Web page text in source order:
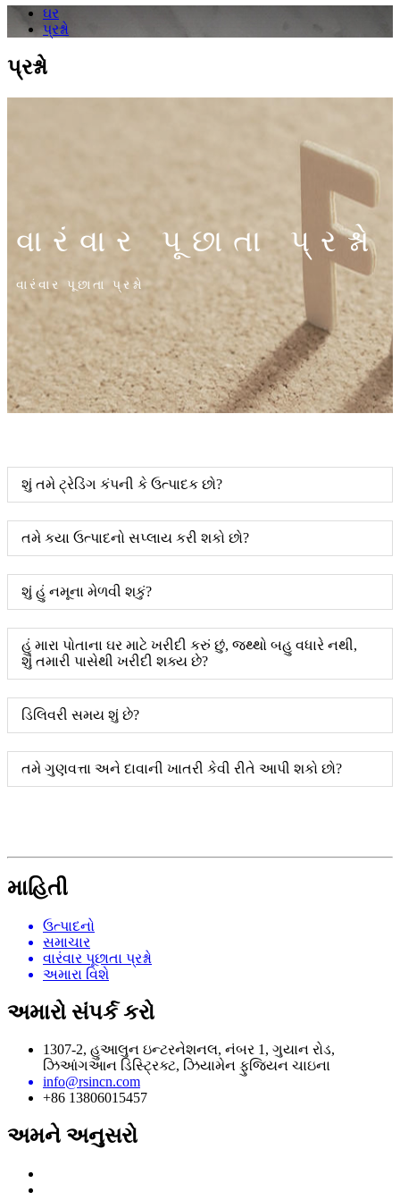
ઘર
પ્રશ્નો
પ્રશ્નો
વારંવાર પૂછાતા પ્રશ્નો
વારંવાર પૂછાતા પ્રશ્નો
શું તમે ટ્રેડિંગ કંપની કે ઉત્પાદક છો?
તમે કયા ઉત્પાદનો સપ્લાય કરી શકો છો?
શું હું નમૂના મેળવી શકું?
હું મારા પોતાના ઘર માટે ખરીદી કરું છું, જથ્થો બહુ વધારે નથી,
શું તમારી પાસેથી ખરીદી શક્ય છે?
ડિલિવરી સમય શું છે?
તમે ગુણવત્તા અને દાવાની ખાતરી કેવી રીતે આપી શકો છો?
માહિતી
ઉત્પાદનો
સમાચાર
વારંવાર પૂછાતા પ્રશ્નો
અમારા વિશે
અમારો સંપર્ક કરો
1307-2, હુઆલુન ઇન્ટરનેશનલ, નંબર 1, ગુયાન રોડ,
ઝિઆંગઆન ડિસ્ટ્રિક્ટ, ઝિયામેન ફુજિયન ચાઇના
info@rsincn.com
+86 13806015457
અમને અનુસરો